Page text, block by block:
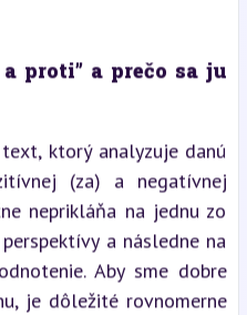
proti” a prečo sa ju
ktorý analyzuje danú
(za) a negatívnej
neprikláňa na jednu zo
a následne na
Aby sme dobre
je dôležité rovnomerne